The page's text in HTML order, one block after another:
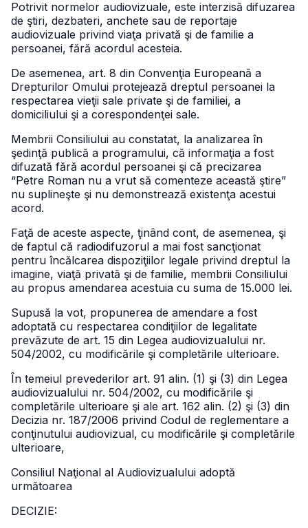
Potrivit normelor audiovizuale, este interzisă difuzarea
de ştiri, dezbateri, anchete sau de reportaje
audiovizuale privind viaţa privată şi de familie a
persoanei, fără acordul acesteia.
De asemenea, art. 8 din Convenţia Europeană a
Drepturilor Omului protejează dreptul persoanei la
respectarea vieţii sale private şi de familiei, a
domiciliului şi a corespondenţei sale.
Membrii Consiliului au constatat, la analizarea în
şedinţă publică a programului, că informaţia a fost
difuzată fără acordul persoanei şi că precizarea
“Petre Roman nu a vrut să comenteze această ştire”
nu suplineşte şi nu demonstrează existenţa acestui
acord.
Faţă de aceste aspecte, ţinând cont, de asemenea, şi
de faptul că radiodifuzorul a mai fost sancţionat
pentru încălcarea dispoziţiilor legale privind dreptul la
imagine, viaţă privată şi de familie, membrii Consiliului
au propus amendarea acestuia cu suma de 15.000 lei.
Supusă la vot, propunerea de amendare a fost
adoptată cu respectarea condiţiilor de legalitate
prevăzute de art. 15 din Legea audiovizualului nr.
504/2002, cu modificările şi completările ulterioare.
În temeiul prevederilor art. 91 alin. (1) şi (3) din Legea
audiovizualului nr. 504/2002, cu modificările şi
completările ulterioare şi ale art. 162 alin. (2) şi (3) din
Decizia nr. 187/2006 privind Codul de reglementare a
conţinutului audiovizual, cu modificările şi completările
ulterioare,
Consiliul Naţional al Audiovizualului adoptă
următoarea
DECIZIE: